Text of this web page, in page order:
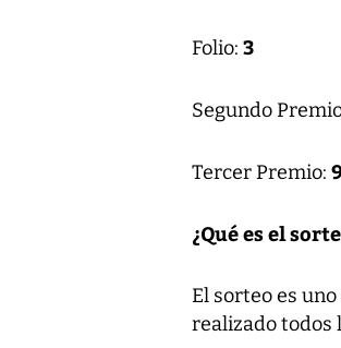
Folio: 3
Segundo
Tercer Premio:
¿Qué es el
El sorteo es
realizado todos